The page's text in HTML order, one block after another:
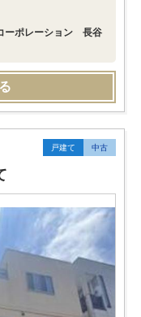
ーポレーション 長谷
戸建て 中古